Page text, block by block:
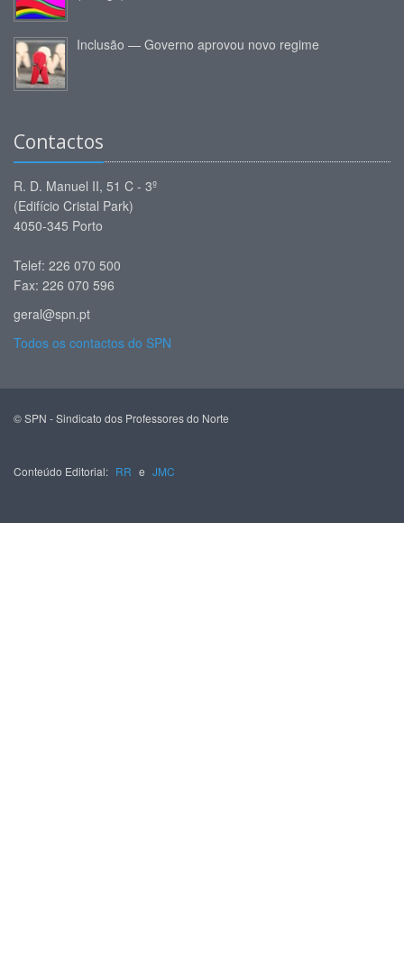
Inclusão — Governo aprovou novo regime
Contactos
R. D. Manuel II, 51 C - 3º
(Edifício Cristal Park)
4050-345 Porto
Telef: 226 070 500
Fax: 226 070 596
geral@spn.pt
Todos os contactos do SPN
© SPN - Sindicato dos Professores do Norte
Conteúdo Editorial: RR e JMC